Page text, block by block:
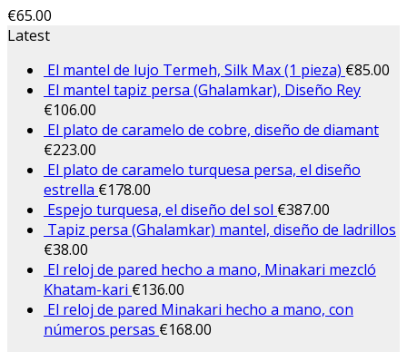
€65.00
Latest
El mantel de lujo Termeh, Silk Max (1 pieza) €85.00
El mantel tapiz persa (Ghalamkar), Diseño Rey
€106.00
El plato de caramelo de cobre, diseño de diamant
€223.00
El plato de caramelo turquesa persa, el diseño
estrella €178.00
Espejo turquesa, el diseño del sol €387.00
Tapiz persa (Ghalamkar) mantel, diseño de ladrillos
€38.00
El reloj de pared hecho a mano, Minakari mezcló
Khatam-kari €136.00
El reloj de pared Minakari hecho a mano, con
números persas €168.00